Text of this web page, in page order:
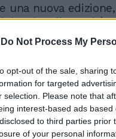
Do Not Process My
opt-out of the sale, sharing
for targeted
selection. Please note that
interest-based ads
to third parties
of your personal
una nuova
Il reality andrà
di Mediaset
edizione, nonché
è apparso anche
visto